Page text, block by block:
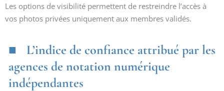
Les options de visibilité permettent de restreindre l’accès à
vos photos privées uniquement aux membres validés.
L’indice de confiance attribué par les
agences de notation numérique
indépendantes